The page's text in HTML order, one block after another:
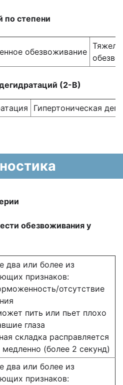
по степени
обезвоживание
(2-В)
Гипертоническая
обезвоживания у
два или более из
признаков:
отсутствие
пить или пьет плохо
глаза
складка расправляется
медленно (более 2 секунд)
два или более из
признаков: